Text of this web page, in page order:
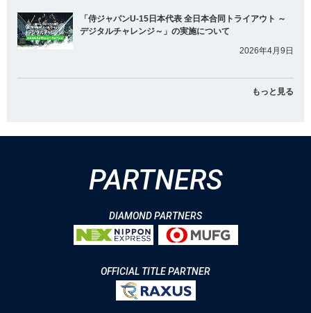
「侍ジャパンU-15日本代表 全日本合同トライアウト ～
デジタルチャレンジ～」の実施について
2026年4月9日
もっと見る
PARTNERS
DIAMOND PARTNERS
OFFICIAL TITLE PARTNER